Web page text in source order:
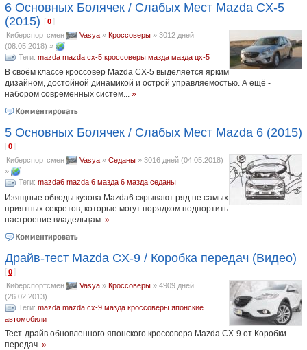
6 Основных Болячек / Слабых Мест Mazda CX-5
(2015) [0
Киберспортсмен Vasya» Кроссоверы» 3012 дней
(08.05.2018) »
Теги: mazda mazda cx-5 кроссоверы мазда мазда цх-5
В своём классе кроссовер Mazda CX-5 выделяется ярким
дизайном, достойной динамикой и острой управляемостью. А ещё -
набором современных систем... »
5 Основных Болячек / Слабых Мест Mazda 6 (2015)
[0
Киберспортсмен Vasya» Седаны» 3016 дней (04.05.2018)
»
Теги: mazda6 mazda 6 мазда 6 мазда седаны
Изящные обводы кузова Mazda6 скрывают ряд не самых
приятных секретов, которые могут порядком подпортить
настроение владельцам. »
Драйв-тест Mazda CX-9 / Коробка передач (Видео)
[0 ]
Киберспортсмен Vasya» Кроссоверы» 4909 дней
(26.02.2013)
Теги: mazda mazda cx-9 мазда кроссоверы японские
автомобили
Тест-драйв обновленного японского кроссовера Mazda CX-9 от Коробки
передач. »